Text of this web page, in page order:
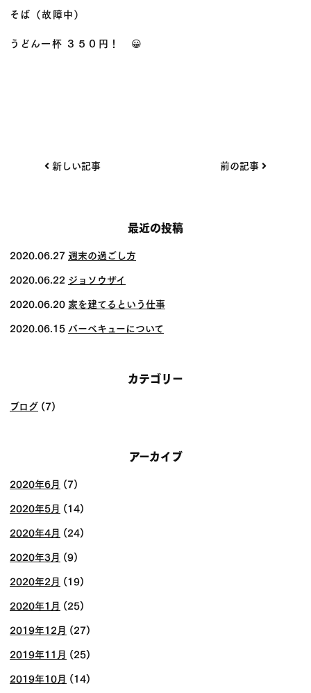
そば（故障中）
うどん一杯 ３５０円！ 😀
投
ゲー
ショ
ン
前の記事
新しい記事
最近の投稿
2020.06.27 週末の過ごし方
2020.06.22 ジョソウザイ
2020.06.20 家を建てるという仕事
2020.06.15 バーベキューについて
カテゴリー
ブログ (7)
アーカイブ
2020年6月 (7)
2020年5月 (14)
2020年4月 (24)
2020年3月 (9)
2020年2月 (19)
2020年1月 (25)
2019年12月 (27)
2019年11月 (25)
2019年10月 (14)